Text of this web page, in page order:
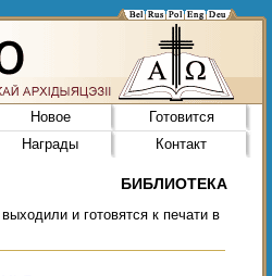
Новое
Готовится
Награды Контакт
БИБЛИОТЕКА
и готовятся к печати в